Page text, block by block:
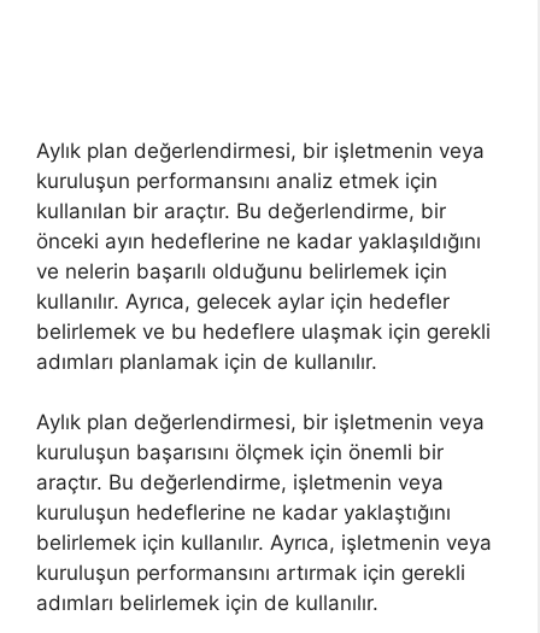
Aylık plan değerlendirmesi, bir işletmenin veya
kuruluşun performansını analiz etmek için
kullanılan bir araçtır. Bu değerlendirme, bir
önceki ayın hedeflerine ne kadar yaklaşıldığını
ve nelerin başarılı olduğunu belirlemek için
kullanılır. Ayrıca, gelecek aylar için hedefler
belirlemek ve bu hedeflere ulaşmak için gerekli
adımları planlamak için de kullanılır.
Aylık plan değerlendirmesi, bir işletmenin veya
kuruluşun başarısını ölçmek için önemli bir
araçtır. Bu değerlendirme, işletmenin veya
kuruluşun hedeflerine ne kadar yaklaştığını
belirlemek için kullanılır. Ayrıca, işletmenin veya
kuruluşun performansını artırmak için gerekli
adımları belirlemek için de kullanılır.